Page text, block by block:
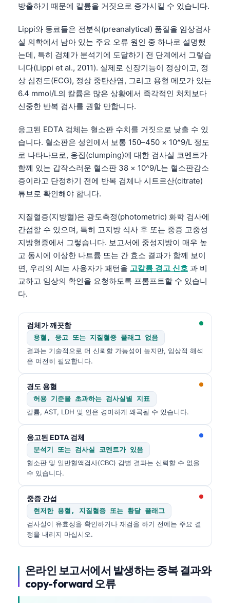
방출하기 때문에 칼륨을 거짓으로 증가시킬 수 있습니다.
Lippi와 동료들은 전분석(preanalytical) 품질을 임상검사
실 의학에서 남아 있는 주요 오류 원인 중 하나로 설명했
는데, 특히 검체가 분석기에 도달하기 전 단계에서 그렇습
니다(Lippi et al., 2011). 실제로 신장기능이 정상이고, 정
상 심전도(ECG), 정상 중탄산염, 그리고 용혈 메모가 있는
6.4 mmol/L의 칼륨은 많은 상황에서 즉각적인 처치보다
신중한 반복 검사를 권할 만합니다.
응고된 EDTA 검체는 혈소판 수치를 거짓으로 낮출 수 있
습니다. 혈소판은 성인에서 보통 150–450 × 10^9/L 정도
로 나타나므로, 응집(clumping)에 대한 검사실 코멘트가
함께 있는 갑작스러운 혈소판 38 × 10^9/L는 혈소판감소
증이라고 단정하기 전에 반복 검체나 시트르산(citrate)
튜브로 확인해야 합니다.
지질혈증(지방혈)은 광도측정(photometric) 화학 검사에
간섭할 수 있으며, 특히 고지방 식사 후 또는 중증 고중성
지방혈증에서 그렇습니다. 보고서에 중성지방이 매우 높
고 동시에 이상한 나트륨 또는 간 효소 결과가 함께 보이
면, 우리의 AI는 사용자가 패턴을 고칼륨 경고 신호 과 비
교하고 임상의 확인을 요청하도록 프롬프트할 수 있습니
다.
검체가 깨끗함
용혈, 응고 또는 지질혈증 플래그 없음
결과는 기술적으로 더 신뢰할 가능성이 높지만, 임상적 해석
은 여전히 필요합니다.
경도 용혈
허용 기준을 초과하는 검사실별 지표
칼륨, AST, LDH 및 인은 경미하게 왜곡될 수 있습니다.
응고된 EDTA 검체
분석기 또는 검사실 코멘트가 있음
혈소판 및 일반혈액검사(CBC) 감별 결과는 신뢰할 수 없을
수 있습니다.
중증 간섭
현저한 용혈, 지질혈증 또는 황달 플래그
검사실이 유효성을 확인하거나 재검을 하기 전에는 주요 결
정을 내리지 마십시오.
온라인 보고서에서 발생하는 중복 결과와
copy-forward 오류